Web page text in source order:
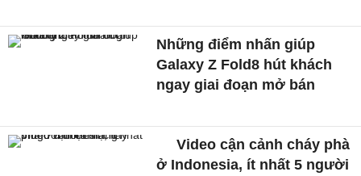
Những điểm nhấn giúp
Galaxy Z Fold8 hút khách
ngay giai đoạn mở bán
Video cận cảnh cháy phà
ở Indonesia, ít nhất 5 người